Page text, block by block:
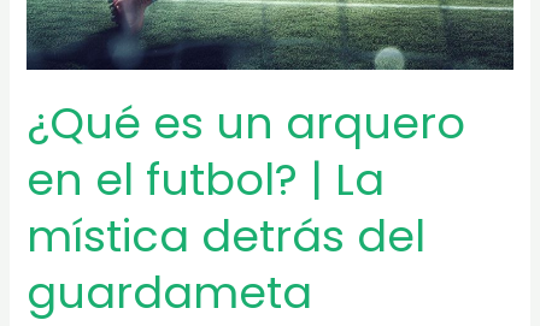
¿Qué es un arquero
en el futbol? | La
mística detrás del
guardameta